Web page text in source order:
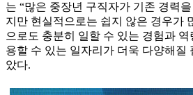
는 “많은 중장년 구직자가 기존 경력
지만 현실적으로는 쉽지 않은 경우가
으로도 충분히 일할 수 있는 경험과
용할 수 있는 일자리가 더욱 다양해질
았다.